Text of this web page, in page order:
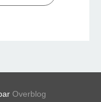
Overblog